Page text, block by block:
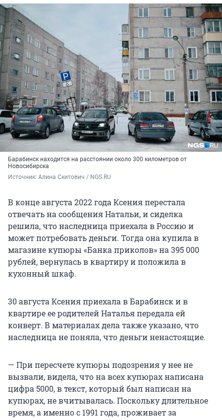
Барабинск находится на расстоянии около 300 километров от
Новосибирска
Источник: Алина Скитович / NGS.RU
В конце августа 2022 года Ксения перестала
отвечать на сообщения Натальи, и сиделка
решила, что наследница приехала в Россию и
может потребовать деньги. Тогда она купила в
магазине купюры «Банка приколов» на 395 000
рублей, вернулась в квартиру и положила в
кухонный шкаф.
30 августа Ксения приехала в Барабинск и в
квартире ее родителей Наталья передала ей
конверт. В материалах дела также указано, что
наследница не поняла, что деньги ненастоящие.
— При пересчете купюры подозрения у нее не
вызвали, видела, что на всех купюрах написана
цифра 5000, в текст, который был написан на
купюрах, не вчитывалась. Поскольку длительное
время, а именно с 1991 года, проживает за